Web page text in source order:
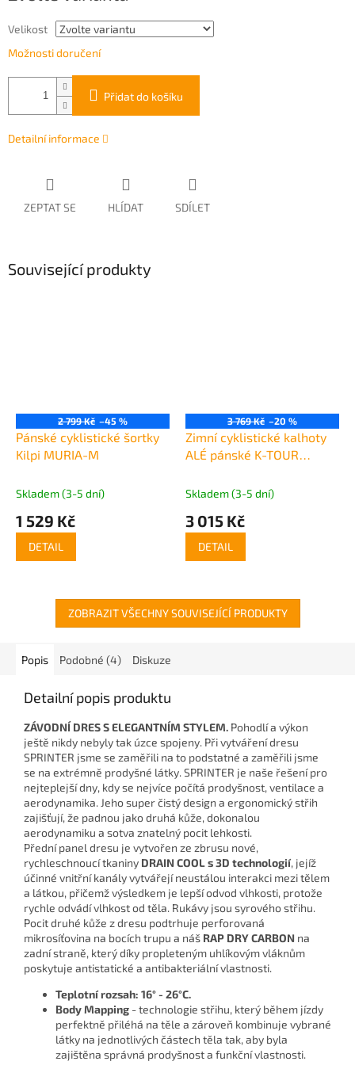
Velikost
Možnosti doručení
Přidat do košíku
Detailní informace
ZEPTAT SE HLÍDAT SDÍLET
Související produkty
2 799 Kč –45 %
Pánské cyklistické šortky
Kilpi MURIA-M
Skladem (3-5 dní)
1 529 Kč
DETAIL
3 769 Kč –20 %
Zimní cyklistické kalhoty
ALÉ pánské K-TOUR
Skladem (3-5 dní)
3 015 Kč
DETAIL
ZOBRAZIT VŠECHNY SOUVISEJÍCÍ PRODUKTY
Popis Podobné (4) Diskuze
Detailní popis produktu
ZÁVODNÍ DRES S ELEGANTNÍM STYLEM. Pohodlí a výkon
ještě nikdy nebyly tak úzce spojeny. Při vytváření dresu
SPRINTER jsme se zaměřili na to podstatné a zaměřili jsme
se na extrémně prodyšné látky. SPRINTER je naše řešení pro
nejteplejší dny, kdy se nejvíce počítá prodyšnost, ventilace a
aerodynamika. Jeho super čistý design a ergonomický střih
zajišťují, že padnou jako druhá kůže, dokonalou
aerodynamiku a sotva znatelný pocit lehkosti.
Přední panel dresu je vytvořen ze zbrusu nové,
rychleschnoucí tkaniny DRAIN COOL s 3D technologií, jejíž
účinné vnitřní kanály vytvářejí neustálou interakci mezi tělem
a látkou, přičemž výsledkem je lepší odvod vlhkosti, protože
rychle odvádí vlhkost od těla. Rukávy jsou syrového střihu.
Pocit druhé kůže z dresu podtrhuje perforovaná
mikrosíťovina na bocích trupu a náš RAP DRY CARBON na
zadní straně, který díky propleteným uhlíkovým vláknům
poskytuje antistatické a antibakteriální vlastnosti.
Teplotní rozsah: 16° - 26°C.
Body Mapping - technologie střihu, který během jízdy
perfektně přiléhá na těle a zároveň kombinuje vybrané
látky na jednotlivých částech těla tak, aby byla
zajištěna správná prodyšnost a funkční vlastnosti.